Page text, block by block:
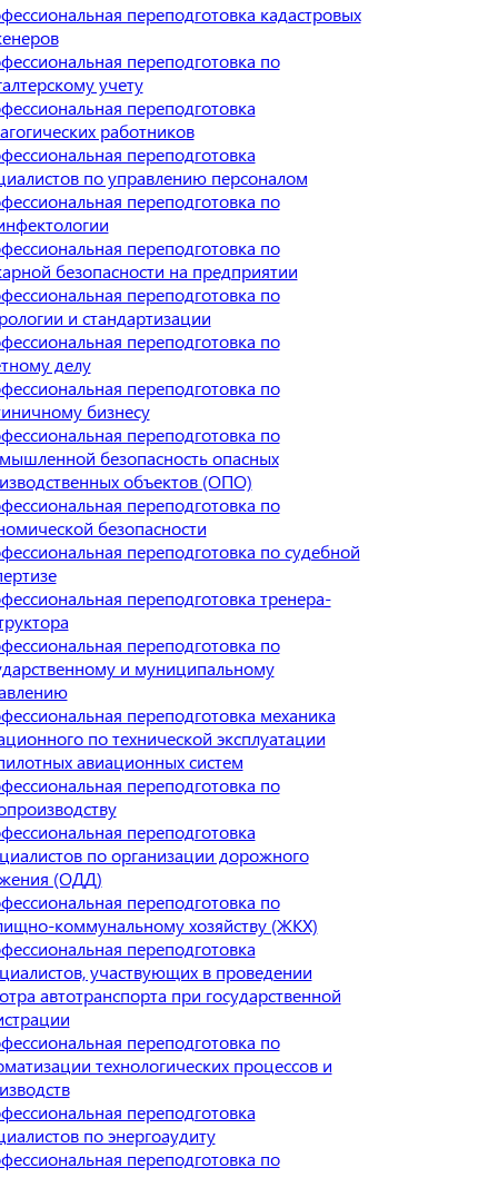
переподготовка кадастровых
переподготовка по
учету
переподготовка
работников
переподготовка
по управлению персоналом
переподготовка по
переподготовка по
безопасности на предприятии
переподготовка по
и стандартизации
переподготовка по
делу
переподготовка по
бизнесу
переподготовка по
безопасность опасных
объектов (ОПО)
переподготовка по
безопасности
переподготовка по судебной
переподготовка тренера-
переподготовка по
и муниципальному
переподготовка механика
по технической эксплуатации
авиационных систем
переподготовка по
переподготовка
по организации дорожного
(ОДД)
переподготовка по
коммунальному хозяйству (ЖКХ)
переподготовка
участвующих в проведении
автотранспорта при государственной
переподготовка по
технологических процессов и
переподготовка
по энергоаудиту
переподготовка по